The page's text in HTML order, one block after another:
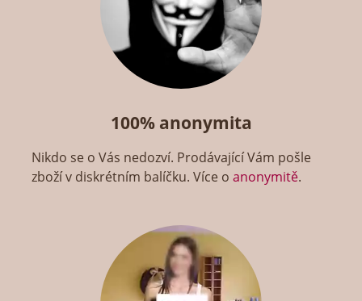
100% anonymita
Nikdo se o Vás nedozví. Prodávající Vám pošle
zboží v diskrétním balíčku. Více oanonymitě.